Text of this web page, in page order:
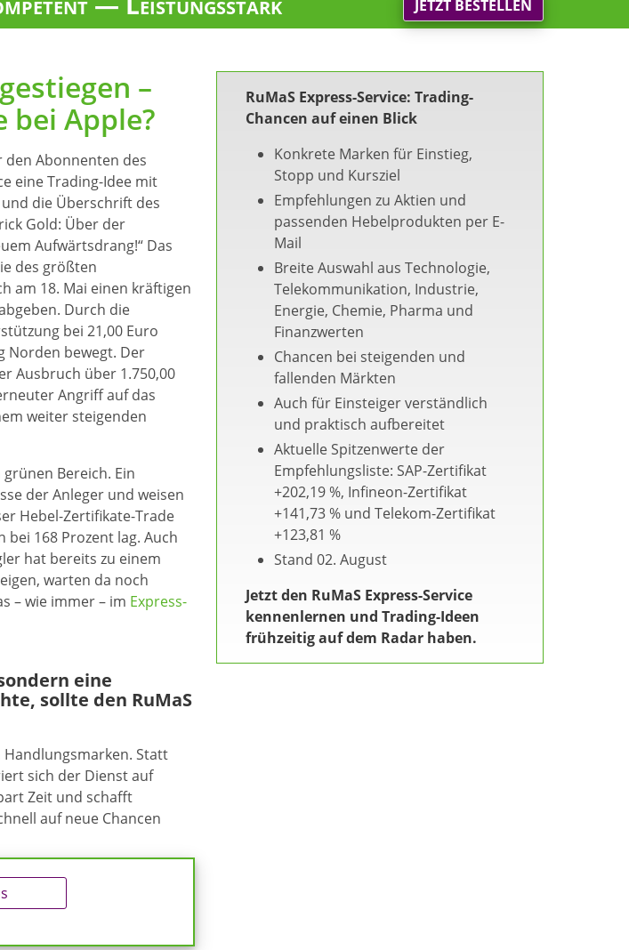
JETZT BESTELLEN
–
bei Apple?
den Abonnenten des
eine Trading-Idee mit
die Überschrift des
Gold: Über der
Aufwärtsdrang!“ Das
des größten
am 18. Mai einen kräftigen
Durch die
bei 21,00 Euro
Norden bewegt. Der
Ausbruch über 1.750,00
Angriff auf das
weiter steigenden
Bereich. Ein
der Anleger und weisen
Hebel-Zertifikate-Trade
168 Prozent lag. Auch
hat bereits zu einem
warten da noch
– wie immer – im Express-
eine
sollte den RuMaS
Statt
sich der Dienst auf
Zeit und schafft
auf neue Chancen
RuMaS Express-Service: Trading-
Chancen auf einen Blick
Konkrete Marken für Einstieg,
Stopp und Kursziel
Empfehlungen zu Aktien und
passenden Hebelprodukten per E-
Mail
Breite Auswahl aus Technologie,
Telekommunikation, Industrie,
Energie, Chemie, Pharma und
Finanzwerten
Chancen bei steigenden und
fallenden Märkten
Auch für Einsteiger verständlich
und praktisch aufbereitet
Aktuelle Spitzenwerte der
Empfehlungsliste: SAP-Zertifikat
+202,19 %, Infineon-Zertifikat
+141,73 % und Telekom-Zertifikat
+123,81 %
Stand 02. August
Jetzt den RuMaS Express-Service
kennenlernen und Trading-Ideen
frühzeitig auf dem Radar haben.